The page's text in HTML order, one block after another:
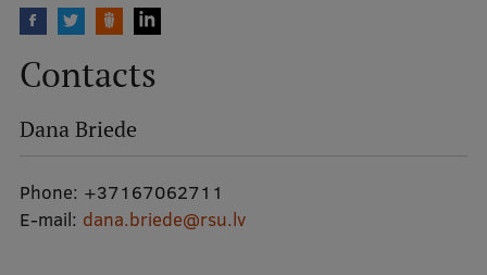
Pre-Courses
Professional Development
Centre for Educational Growth
Contacts
Dana Briede
Phone: +37167062711
E-mail: dana.briede@rsu.lv